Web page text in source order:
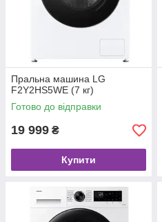
Пральна машина LG
F2Y2HS5WE (7 кг)
Готово до відправки
19 999 ₴
Купити